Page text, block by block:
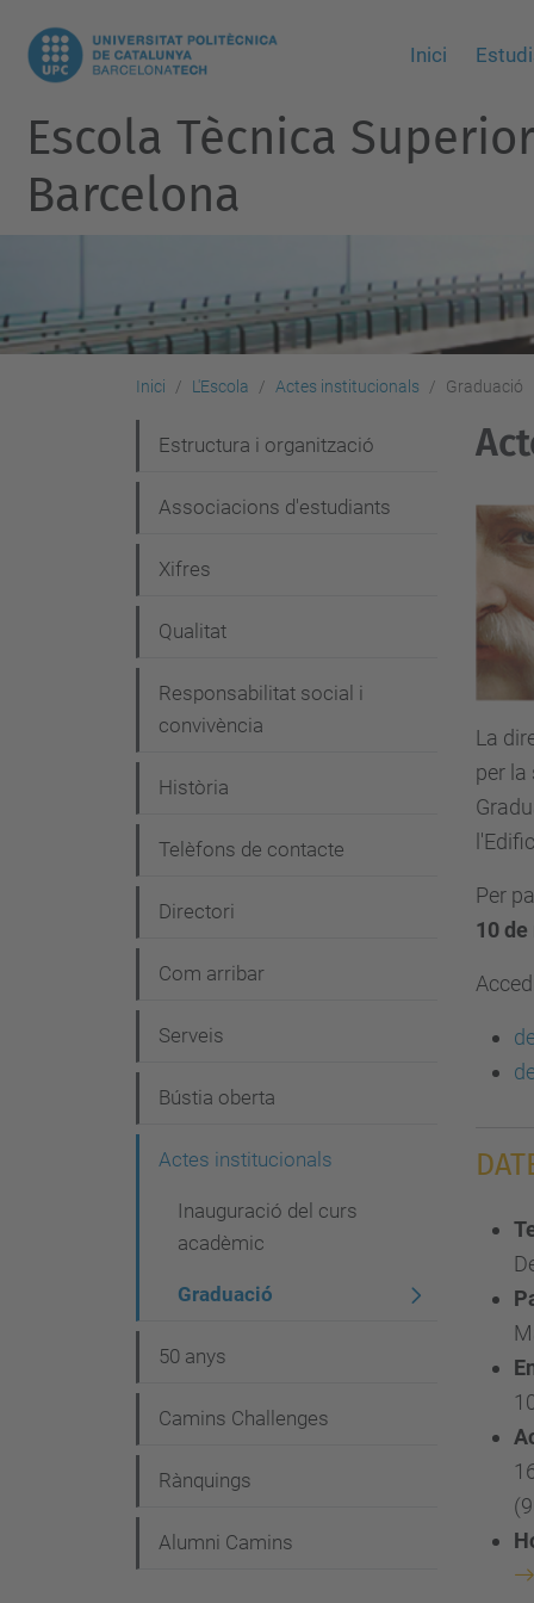
Inici
Escola Tècnica
Barcelona
Inici L'Escola Actes institucionals Graduació
La
per la
Per
10 de
a
v
g
a
ó
Estructura i organització
Associacions d'estudiants
Xifres
Qualitat
Responsabilitat social i
convivència
Història
Telèfons de contacte
Directori
Com arribar
Serveis
Bústia oberta
Actes institucionals
Inauguració del curs
acadèmic
Graduació
50 anys
Camins Challenges
Rànquings
Alumni Camins